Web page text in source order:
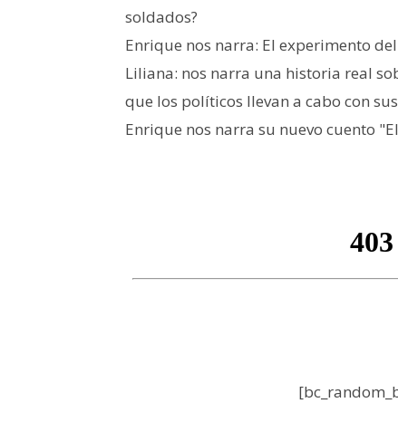
soldados?
Enrique nos narra: El experimento
Liliana: nos narra una historia real
que los políticos llevan a cabo con
Enrique nos narra su nuevo cuento